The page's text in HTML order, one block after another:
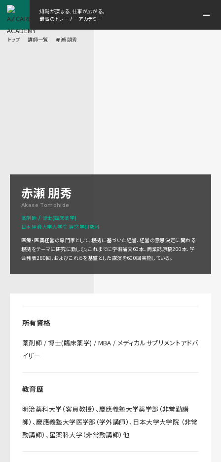
知識が深まる、仕事が広がる。
最高のトレーナーアカデミー
ニ
トップ 講師一覧 赤瀬 朋秀
赤瀬 朋秀
Akase Tomohide
薬剤師 / 博士(臨床薬学)
日本経済大学大学院 経営学研究科
医療・医薬経営の専門家として、根拠に基づいた経営、経営の意思決定に関わる
根拠をテーマに研究に勤しむ。これまでに学術論文60本、商業誌原稿200本．学
会発表280回、およびこれらを基盤とした講演を600回実施している。
所有資格
薬剤師 / 博士(臨床薬学) / MBA / メディカルサプリメントアドバ
イザー
教育歴
明治薬科大学（客員教授）、慶應義塾大学薬学部（非常勤講
師）、慶應義塾大学医学部（学外講師）、日本大学大学院 （非常
勤講師）、星薬科大学（非常勤講師）他